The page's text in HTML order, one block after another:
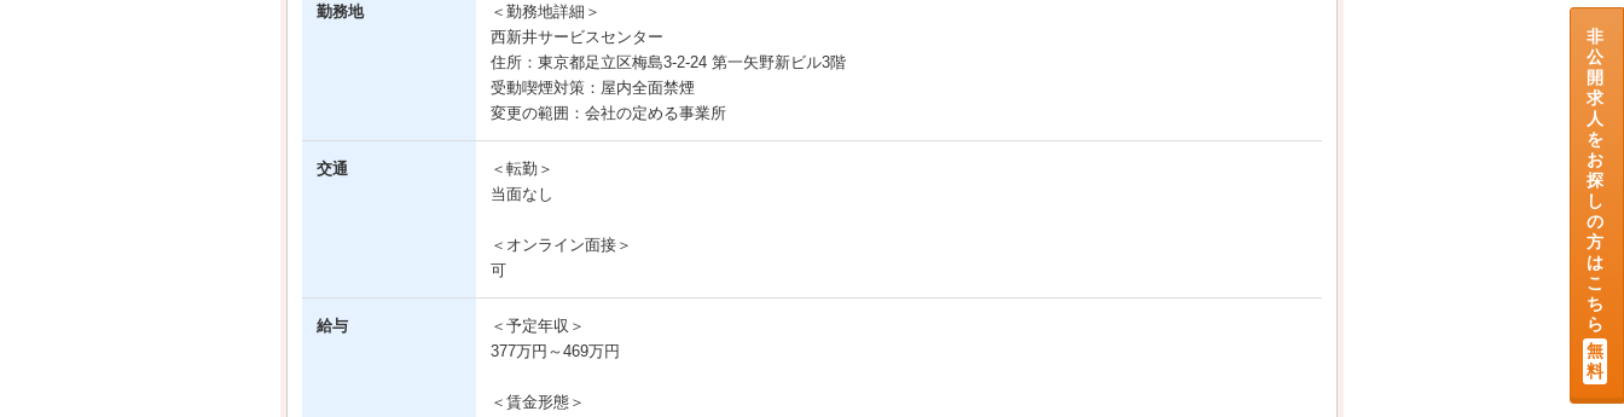
勤務地
＜勤務地詳細＞
西新井サービスセンター
住所：東京都足立区梅島3‐2‐24 第一矢野新ビル3階
受動喫煙対策：屋内全面禁煙
変更の範囲：会社の定める事業所
交通
＜転勤＞
当面なし
＜オンライン面接＞
可
給与
＜予定年収＞
377万円～469万円
＜賃金形態＞
非
公
開
求
人
を
お
探
し
の
方
は
こ
ち
ら
無
料